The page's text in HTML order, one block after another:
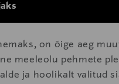
on õige aeg
meeleolu pehmete
ja hoolikalt valitud